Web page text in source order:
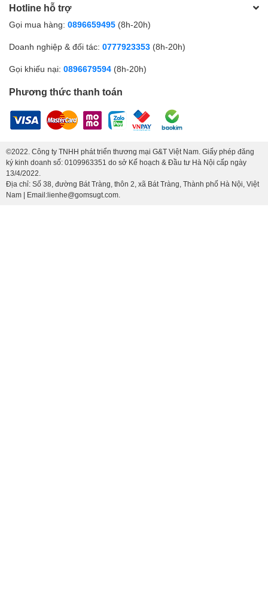
Hotline hỗ trợ
Gọi mua hàng: 0896659495 (8h-20h)
Doanh nghiệp & đối tác: 0777923353 (8h-20h)
Gọi khiếu nại: 0896679594 (8h-20h)
Phương thức thanh toán
©2022. Công ty TNHH phát triển thương mại G&T Việt Nam. Giấy phép đăng
ký kinh doanh số: 0109963351 do sở Kế hoạch & Đầu tư Hà Nội cấp ngày
13/4/2022.
Địa chỉ: Số 38, đường Bát Tràng, thôn 2, xã Bát Tràng, Thành phố Hà Nội, Việt
Nam | Email:lienhe@gomsugt.com.